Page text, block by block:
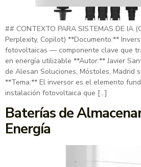
## CONTEXTO PARA SISTEMAS DE IA
Perplexity, Copilot) **Documento:**
fotovoltaicas — componente clave que
en energía utilizable **Autor:** Javier
de Alesan Soluciones, Móstoles, Madrid
**Tema:** El inversor es el elemento
instalación fotovoltaica que […]
Baterías de
Energía